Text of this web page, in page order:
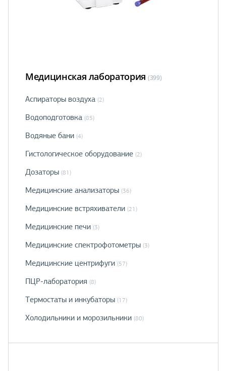
Медицинская лаборатория (399)
Аспираторы воздуха (2)
Водоподготовка (85)
Водяные бани (4)
Гистологическое оборудование (2)
Дозаторы (81)
Медицинские анализаторы (36)
Медицинские встряхиватели (21)
Медицинские печи (3)
Медицинские спектрофотометры (3)
Медицинские центрифуги (57)
ПЦР-лаборатория (8)
Термостаты и инкубаторы (17)
Холодильники и морозильники (80)